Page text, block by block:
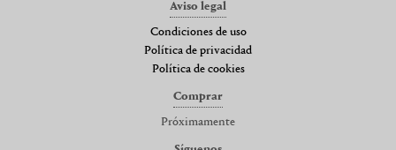
Aviso legal
Condiciones de uso
Política de privacidad
Política de cookies
Comprar
Próximamente